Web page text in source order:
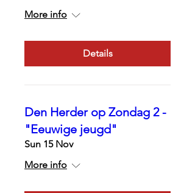
More info
Details
Den Herder op Zondag 2 -
"Eeuwige jeugd"
Sun 15 Nov
More info